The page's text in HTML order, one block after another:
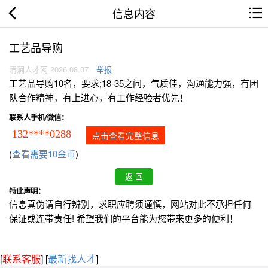
信息内容
工艺品导购
清涧人才网 2026.08.07 举报
工艺品导购10名，要求;18-35之间，气质佳，沟通能力强，有团
队合作精神，有上进心，有工作经验者优先！
联系人手机/微信：
132****0288 点击查看完整信息
(查看需要10金币)
特此声明：
信息真伪请自行辨别，求职应聘须谨慎，网站对此不承担任何
保证或连带责任! 希望我们的平台能为您带来更多的便利！
[联系客服] [最新找人才]